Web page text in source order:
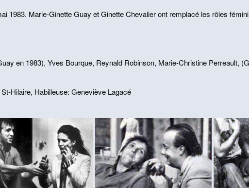
1983. Marie-Ginette Guay et Ginette Chevalier ont remplacé les rôles
en 1983), Yves Bourque, Reynald Robinson, Marie-Christine Perreault,
Hilaire, Habilleuse: Geneviève Lagacé